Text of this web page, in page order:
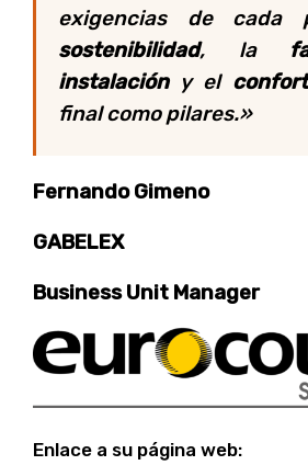
exigencias de cada
sostenibilidad, la
instalacióny el confort
final como pilares.»
Fernando Gimeno
GABELEX
Business Unit Manager
Enlace a su página web: